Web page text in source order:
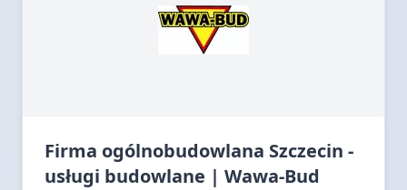
Firma ogólnobudowlana Szczecin -
usługi budowlane | Wawa-Bud